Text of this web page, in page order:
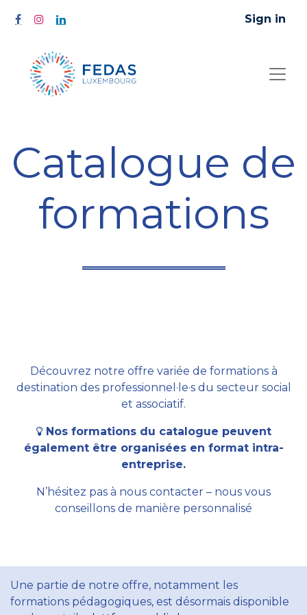
Sign in
Catalogue de
formations
Découvrez notre offre variée de formations à
destination des professionnel·le·s du secteur social
et associatif.
Nos formations du catalogue peuvent
également être organisées en format intra-
entreprise.
N’hésitez pas à nous contacter – nous vous
conseillons de manière personnalisé
Une partie de notre offre, notamment les
formations pédagogiques, est désormais disponible